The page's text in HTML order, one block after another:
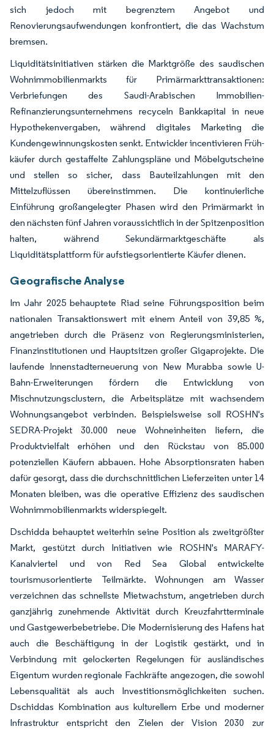
sich jedoch mit begrenztem Angebot und
Renovierungsaufwendungen konfrontiert, die das Wachstum
bremsen.
Liquiditätsinitiativen stärken die Marktgröße des saudischen
Wohnimmobilienmarkts für Primärmarkttransaktionen:
Verbriefungen des Saudi-Arabischen Immobilien-
Refinanzierungsunternehmens recyceln Bankkapital in neue
Hypothekenvergaben, während digitales Marketing die
Kundengewinnungskosten senkt. Entwickler incentivieren Früh­
käufer durch gestaffelte Zahlungspläne und Möbelgutscheine
und stellen so sicher, dass Bauteilzahlungen mit den
Mittelzuflüssen übereinstimmen. Die kontinuierliche
Einführung großangelegter Phasen wird den Primärmarkt in
den nächsten fünf Jahren voraussichtlich in der Spitzenposition
halten, während Sekundärmarktgeschäfte als
Liquiditätsplattform für aufstiegsorientierte Käufer dienen.
Geografische Analyse
Im Jahr 2025 behauptete Riad seine Führungsposition beim
nationalen Transaktionswert mit einem Anteil von 39,85 %,
angetrieben durch die Präsenz von Regierungsministerien,
Finanzinstitutionen und Hauptsitzen großer Gigaprojekte. Die
laufende Innenstadterneuerung von New Murabba sowie U-
Bahn-Erweiterungen fördern die Entwicklung von
Mischnutzungsclustern, die Arbeitsplätze mit wachsendem
Wohnungsangebot verbinden. Beispielsweise soll ROSHN's
SEDRA-Projekt 30.000 neue Wohneinheiten liefern, die
Produktvielfalt erhöhen und den Rückstau von 85.000
potenziellen Käufern abbauen. Hohe Absorptionsraten haben
dafür gesorgt, dass die durchschnittlichen Lieferzeiten unter 14
Monaten bleiben, was die operative Effizienz des saudischen
Wohnimmobilienmarkts widerspiegelt.
Dschidda behauptet weiterhin seine Position als zweitgrößter
Markt, gestützt durch Initiativen wie ROSHN's MARAFY-
Kanalviertel und von Red Sea Global entwickelte
tourismusorientierte Teilmärkte. Wohnungen am Wasser
verzeichnen das schnellste Mietwachstum, angetrieben durch
ganzjährig zunehmende Aktivität durch Kreuzfahrtterminale
und Gastgewerbebetriebe. Die Modernisierung des Hafens hat
auch die Beschäftigung in der Logistik gestärkt, und in
Verbindung mit gelockerten Regelungen für ausländisches
Eigentum wurden regionale Fachkräfte angezogen, die sowohl
Lebensqualität als auch Investitionsmöglichkeiten suchen.
Dschiddas Kombination aus kulturellem Erbe und moderner
Infrastruktur entspricht den Zielen der Vision 2030 zur